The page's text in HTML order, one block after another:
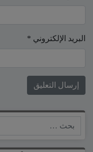
البريد الإلكتروني *